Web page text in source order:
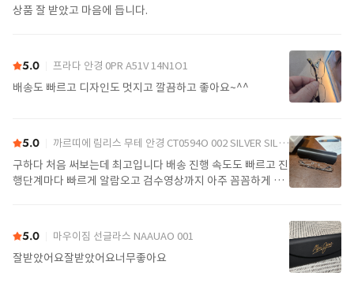
상품 잘 받았고 마음에 듭니다.
5.0 프라다 안경 0PR A51V 14N1O1
배송도 빠르고 디자인도 멋지고 깔끔하고 좋아요~^^
5.0 까르띠에 림리스 무테 안경 CT0594O 002 SILVER SILVER TRANSPARENT
구하다 처음 써보는데 최고입니다 배송 진행 속도도 빠르고 진
행단계마다 빠르게 알람오고 검수영상까지 아주 꼼꼼하게 찍
5.0 마우이짐 선글라스 NAAUAO 001
잘받았어요잘받았어요너무좋아요